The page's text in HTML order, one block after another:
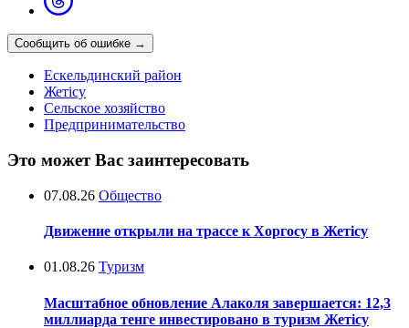
Сообщить об ошибке →
Ескельдинский район
Жетісу
Сельское хозяйство
Предпринимательство
Это может Вас заинтересовать
07.08.26 Общество
Движение открыли на трассе к Хоргосу в Жетісу
01.08.26 Туризм
Масштабное обновление Алаколя завершается: 12,3
миллиарда тенге инвестировано в туризм Жетісу